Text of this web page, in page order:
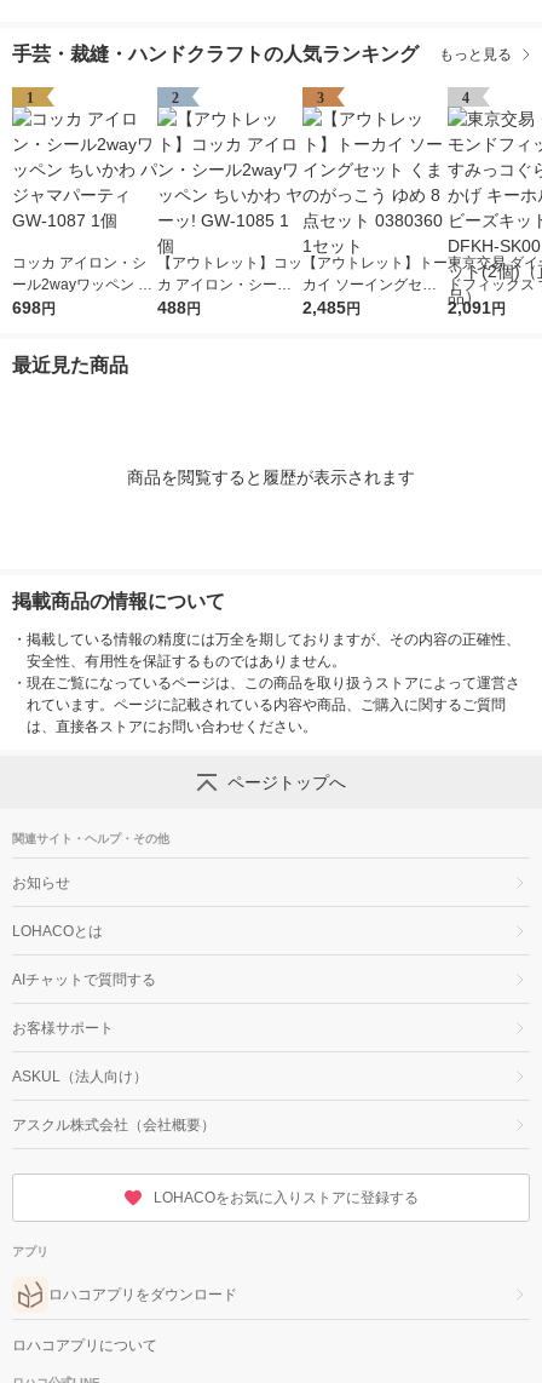
手芸・裁縫・ハンドクラフトの人気ランキング もっと見る
1
コッカ アイロン・シ
ール2wayワッペン ち
いかわ パジャマパー
698円
2
【アウトレット】コッ
カ アイロン・シール2
wayワッペン ちいか
488円
3
【アウトレット】トー
カイ ソーイングセッ
ト くまのがっこう ゆ
2,485円
4
東京交易 ダイ
ドフィックス
コぐらし とか
2,091円
最近見た商品
商品を閲覧すると履歴が表示されます
掲載商品の情報について
・ 掲載している情報の精度には万全を期しておりますが、その内容の正確性、
安全性、有用性を保証するものではありません。
・ 現在ご覧になっているページは、この商品を取り扱うストアによって運営さ
れています。ページに記載されている内容や商品、ご購入に関するご質問
は、直接各ストアにお問い合わせください。
ページトップへ
関連サイト・ヘルプ・その他
お知らせ
LOHACOとは
AIチャットで質問する
お客様サポート
ASKUL（法人向け）
アスクル株式会社（会社概要）
LOHACOをお気に入りストアに登録する
アプリ
ロハコアプリをダウンロード
ロハコアプリについて